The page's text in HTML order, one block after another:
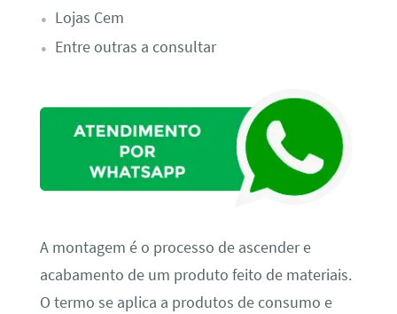
Lojas Cem
Entre outras a consultar
A montagem é o processo de ascender e
acabamento de um produto feito de materiais.
O termo se aplica a produtos de consumo e